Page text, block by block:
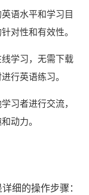
语水平和学习目
对性和有效性。
学习，无需下载
行英语练习。
习者进行交流，
动力。
细的操作步骤：